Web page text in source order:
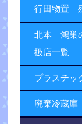
行田物置
北本 鴻巣
扱店一覧
プラスチッ
廃棄冷蔵庫